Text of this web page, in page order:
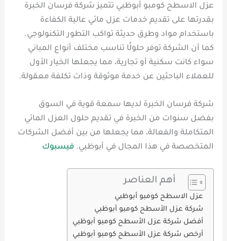
عزل الاسطح كومبو أبوظبي تتميز شركة فرسان الخبرة
بقدرتها على تقديم خدمات عزل مائي عالية الكفاءة
باستخدام مواد وطرق حديثة تواكب التطور التكنولوجي.
كما أن الشركة توفر حلولًا تناسب مختلف أنواع المباني
سواء كانت سكنية أو تجارية، مما يجعلها الخيار الأول
للعملاء الباحثين عن خدمة موثوقة وذات تكلفة معقولة.
شركة فرسان الخبرة لديها سمعة قوية في السوق
بفضل سنوات من الخبرة في تقديم حلول العزل المائي
المتكاملة والفعالة، مما يجعلها من بين أفضل الشركات
المتخصصة في هذا المجال في أبوظبي. فيسبوك
أهم العناصر
عزل الاسطح كومبو أبوظبي
شركة عزل الأسطح كومبو أبوظبي
أفضل شركة عزل الأسطح كومبو أبوظبي
أرخص شركة عزل الأسطح كومبو أبوظبي